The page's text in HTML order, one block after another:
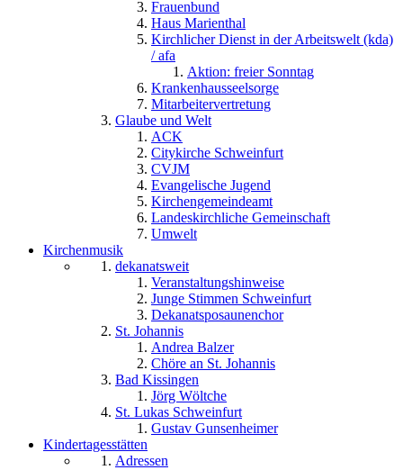
Frauenbund
Haus Marienthal
Kirchlicher Dienst in der Arbeitswelt (kda)
/ afa
Aktion: freier Sonntag
Krankenhausseelsorge
Mitarbeitervertretung
Glaube und Welt
ACK
Citykirche Schweinfurt
CVJM
Evangelische Jugend
Kirchengemeindeamt
Landeskirchliche Gemeinschaft
Umwelt
Kirchenmusik
dekanatsweit
Veranstaltungshinweise
Junge Stimmen Schweinfurt
Dekanatsposaunenchor
St. Johannis
Andrea Balzer
Chöre an St. Johannis
Bad Kissingen
Jörg Wöltche
St. Lukas Schweinfurt
Gustav Gunsenheimer
Kindertagesstätten
Adressen